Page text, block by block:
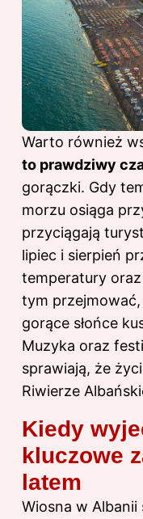
Warto również
to prawdziwy
gorączki. Gdy
morzu osiąga
przyciągają
lipiec i sierpień
temperatury
tym
gorące słońce
Muzyka oraz
sprawiają, że
Riwierze
Kiedy
kluczowe
latem
Wiosna w Albanii